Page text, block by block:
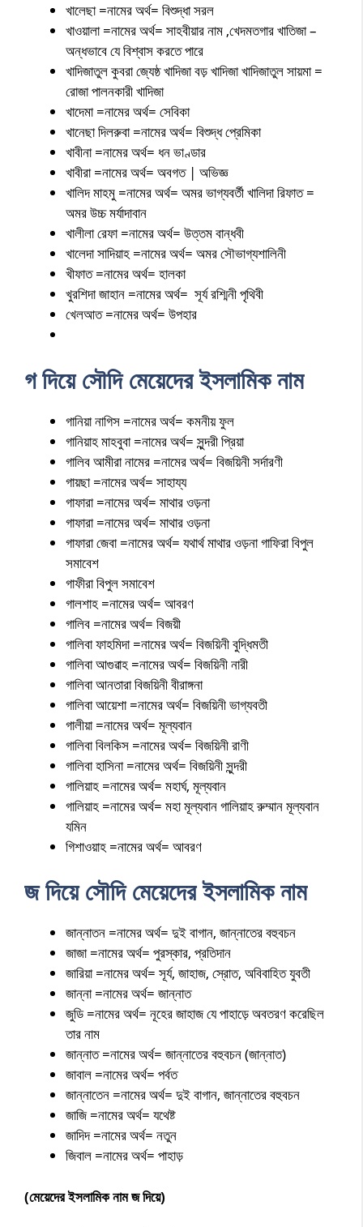
খালেছা =নামের অর্থ= বিশুদ্ধা সরল
খাওয়ালা =নামের অর্থ= সাহবীয়ার নাম ,খেদমতগার খাতিজা –
অন্ধভাবে যে বিশ্বাস করতে পারে
খাদিজাতুল কুবরা জ্যেষ্ঠ খাদিজা বড় খাদিজা খাদিজাতুল সায়মা =
রোজা পালনকারী খাদিজা
খাদেমা =নামের অর্থ= সেবিকা
খানেছা দিলরুবা =নামের অর্থ= বিশুদ্ধ প্রেমিকা
খাবীনা =নামের অর্থ= ধন ভাণ্ডার
খাবীরা =নামের অর্থ= অবগত | অভিজ্ঞ
খালিদ মাহমু =নামের অর্থ= অমর ভাগ্যবর্তী খালিদা রিফাত =
অমর উচ্চ মর্যাদাবান
খালীলা রেফা =নামের অর্থ= উত্তম বান্ধবী
খালেদা সাদিয়াহ =নামের অর্থ= অমর সৌভাগ্যশালিনী
খীফাত =নামের অর্থ= হালকা
খুরশিদা জাহান =নামের অর্থ= সূর্য রশ্মিনী পৃথিবী
খেলআত =নামের অর্থ= উপহার
গ দিয়ে সৌদি মেয়েদের ইসলামিক নাম
গানিয়া নাগিস =নামের অর্থ= কমনীয় ফুল
গানিয়াহ মাহবুবা =নামের অর্থ= সুন্দরী প্রিয়া
গালিব আমীরা নামের =নামের অর্থ= বিজয়িনী সর্দারণী
গায়ছা =নামের অর্থ= সাহায্য
গাফারা =নামের অর্থ= মাথার ওড়না
গাফারা =নামের অর্থ= মাথার ওড়না
গাফারা জেবা =নামের অর্থ= যথার্থ মাথার ওড়না গাফিরা বিপুল
সমাবেশ
গাফীরা বিপুল সমাবেশ
গালশাহ =নামের অর্থ= আবরণ
গালিব =নামের অর্থ= বিজয়ী
গালিবা ফাহমিদা =নামের অর্থ= বিজয়িনী বুদ্ধিমতী
গালিবা আগুৱাহ =নামের অর্থ= বিজয়িনী নারী
গালিবা আনতারা বিজয়িনী বীরাঙ্গনা
গালিবা আয়েশা =নামের অর্থ= বিজয়িনী ভাগ্যবতী
গালীয়া =নামের অর্থ= মূল্যবান
গালিবা বিলকিস =নামের অর্থ= বিজয়িনী রাণী
গালিবা হাসিনা =নামের অর্থ= বিজয়িনী সুন্দরী
গালিয়াহ =নামের অর্থ= মহার্ঘ, মূল্যবান
গালিয়াহ =নামের অর্থ= মহা মূল্যবান গালিয়াহ রুম্মান মূল্যবান
যমিন
গিশাওয়াহ =নামের অর্থ= আবরণ
জ দিয়ে সৌদি মেয়েদের ইসলামিক নাম
জান্নাতন =নামের অর্থ= দুই বাগান, জান্নাতের বহুবচন
জাজা =নামের অর্থ= পুরস্কার, প্রতিদান
জারিয়া =নামের অর্থ= সূর্য, জাহাজ, স্রোত, অবিবাহিত যুবতী
জান্না =নামের অর্থ= জান্নাত
জুডি =নামের অর্থ= নূহের জাহাজ যে পাহাড়ে অবতরণ করেছিল
তার নাম
জান্নাত =নামের অর্থ= জান্নাতের বহুবচন (জান্নাত)
জাবাল =নামের অর্থ= পর্বত
জান্নাতেন =নামের অর্থ= দুই বাগান, জান্নাতের বহুবচন
জাজি =নামের অর্থ= যথেষ্ট
জাদিদ =নামের অর্থ= নতুন
জিবাল =নামের অর্থ= পাহাড়
(মেয়েদের ইসলামিক নাম জ দিয়ে)